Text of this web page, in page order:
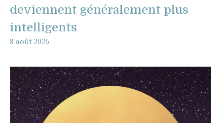
deviennent généralement plus
intelligents
8 août 2026